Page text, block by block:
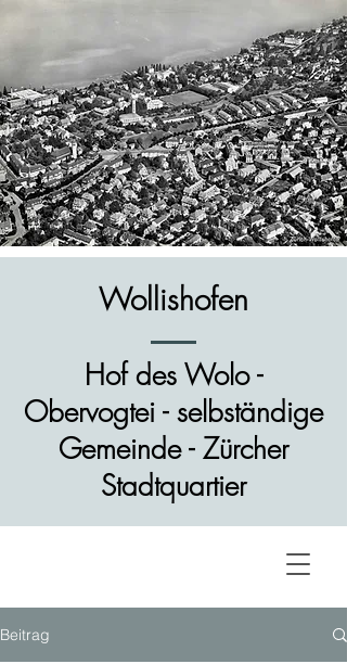
Wollishofen
Hof des Wolo -
Obervogtei - selbständige
Gemeinde - Zürcher
Stadtquartier
Beitrag